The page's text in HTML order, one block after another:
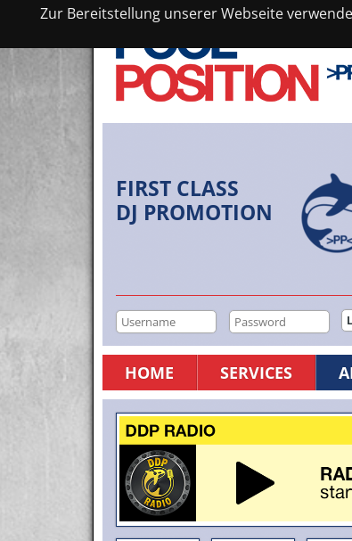
Zur Bereitstellung unserer Webseite
FIRST CLASS
DJ PROMOTION
HOME SERVICES